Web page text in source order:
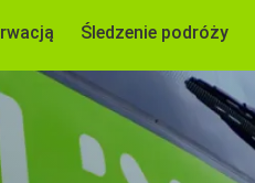
Śledzenie podróży